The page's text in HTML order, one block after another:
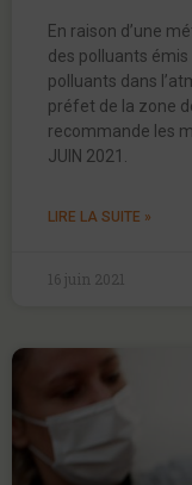
En raison d’une
des polluants émis
polluants dans
préfet de la zone
recommande les
JUIN 2021.
LIRE LA SUITE »
16 juin 2021